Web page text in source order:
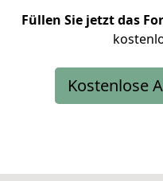
Füllen Sie jetzt das
Kostenlose